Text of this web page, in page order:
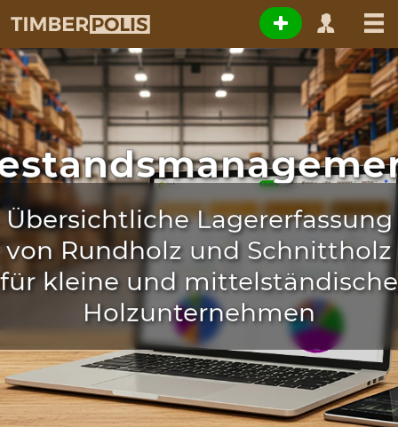
Übersichtliche Lagererfassung
von Rundholz und Schnittholz
für kleine und mittelständische
Holzunternehmen